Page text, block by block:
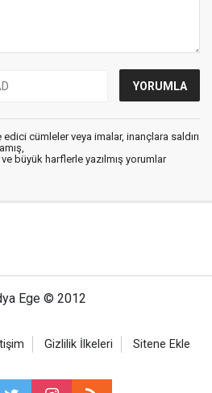
cümleler veya imalar, inançlara saldırı
büyük harflerle yazılmış yorumlar
Ege © 2012
Gizlilik İlkeleri Sitene Ekle